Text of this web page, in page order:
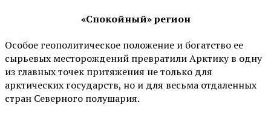
«Спокойный» регион
Особое геополитическое положение и богатство ее
сырьевых месторождений превратили Арктику в одну
из главных точек притяжения не только для
арктических государств, но и для весьма отдаленных
стран Северного полушария.